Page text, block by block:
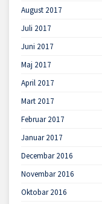
August 2017
Juli 2017
Juni 2017
Maj 2017
April 2017
Mart 2017
Februar 2017
Januar 2017
Decembar 2016
Novembar 2016
Oktobar 2016